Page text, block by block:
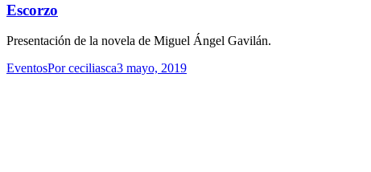
Escorzo
Presentación de la novela de Miguel Ángel Gavilán.
EventosPorceciliasca3 mayo, 2019